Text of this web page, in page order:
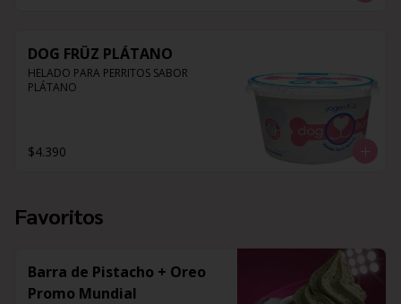
DOG FRÜZ PLÁTANO
HELADO PARA PERRITOS SABOR
PLÁTANO
$4.390
Favoritos
Barra de Pistacho + Oreo
Promo Mundial